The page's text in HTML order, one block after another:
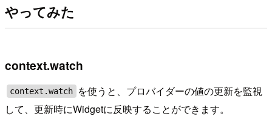
やってみた
context.watch
context.watch
を使うと、プロバイダーの値の更新を監視
して、更新時にWidgetに反映することができます。